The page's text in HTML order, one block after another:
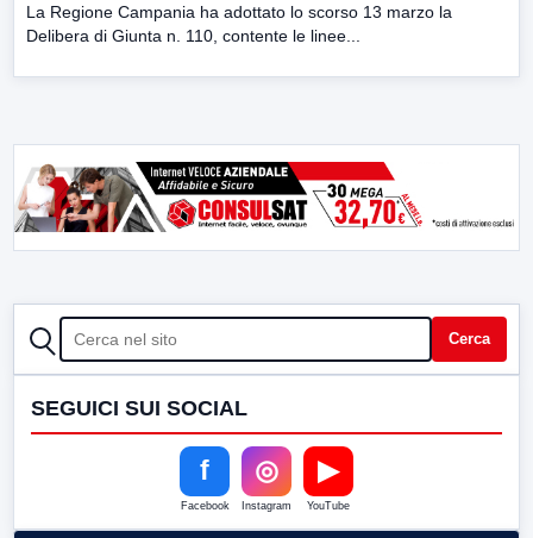
La Regione Campania ha adottato lo scorso 13 marzo la
Delibera di Giunta n. 110, contente le linee...
CERCA Cerca
SEGUICI SUI SOCIAL
f
Facebook
◎
Instagram
▶
YouTube